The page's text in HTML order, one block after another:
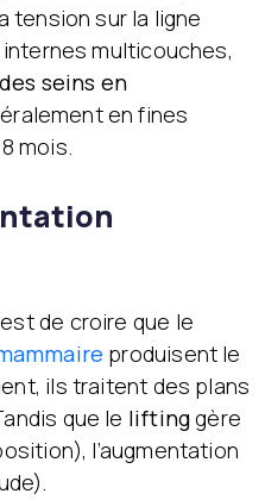
tension sur la ligne
multicouches,
seins en
en fines
mois.
de croire que le
produisent le
ils traitent des plans
que le liftinggère
l’augmentation